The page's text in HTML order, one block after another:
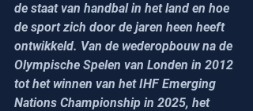
de staat van handbal in het land en hoe
de sport zich door de jaren heen heeft
ontwikkeld. Van de wederopbouw na de
Olympische Spelen van Londen in 2012
tot het winnen van het IHF Emerging
Nations Championship in 2025, het